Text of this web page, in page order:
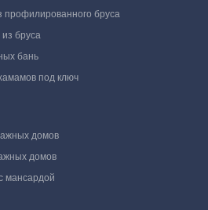
профилированного бруса
из бруса
бань
под ключ
домов
домов
мансардой